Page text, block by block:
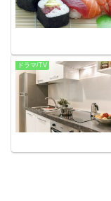
ドラマ/TV